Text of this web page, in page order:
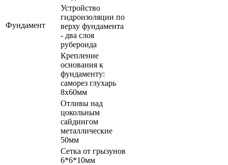
Фундамент
Устройство
гидроизоляции по
верху фундамента
- два слоя
рубероида
Крепление
основания к
фундаменту:
саморез глухарь
8х60мм
Отливы над
цокольным
сайдингом
металлические
50мм
Сетка от грызунов
6*6*10мм